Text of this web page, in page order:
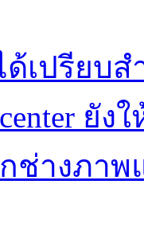
เปรียบส
ยั
ช่างภา